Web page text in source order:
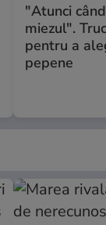
"Atunci
miezul".
pentru a
pepene